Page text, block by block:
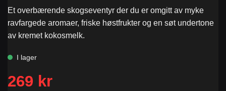
Et overbærende skogseventyr der du er omgitt av myke
ravfargede aromaer, friske høstfrukter og en søt undertone
av kremet kokosmelk.